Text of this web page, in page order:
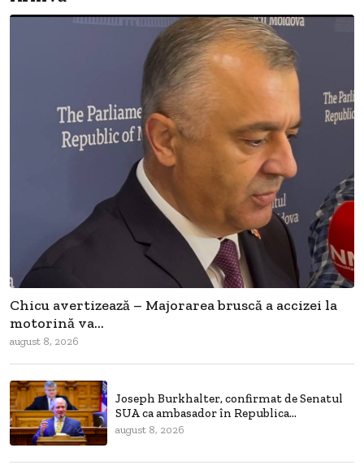
Chicu avertizează – Majorarea bruscă a accizei la
motorină va...
august 8, 2026
Joseph Burkhalter, confirmat de Senatul
SUA ca ambasador în Republica...
august 8, 2026